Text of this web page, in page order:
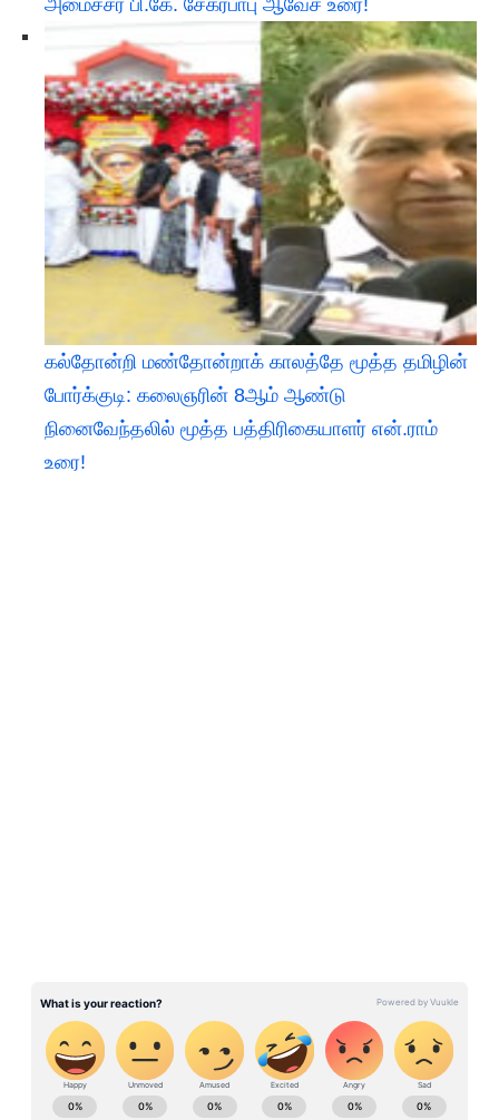
அமைச்சர் பி.கே. சேகர்பாபு ஆவேச உரை!
கல்தோன்றி மண்தோன்றாக் காலத்தே மூத்த தமிழின்
போர்க்குடி: கலைஞரின் 8ஆம் ஆண்டு
நினைவேந்தலில் மூத்த பத்திரிகையாளர் என்.ராம்
உரை!